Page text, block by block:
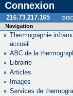
Connexion
Navigation
Thermographie
accueil
ABC de la
Librairie
Articles
Images
Services de
216.73.217.165